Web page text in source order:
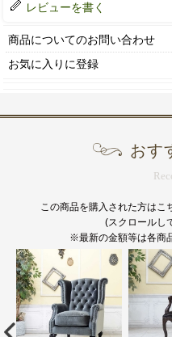
レビューを書く
商品についてのお問い合わせ
お気に入りに登録
おす
この商品を購入された方はこ
(スクロールし
※最新の金額等は各商